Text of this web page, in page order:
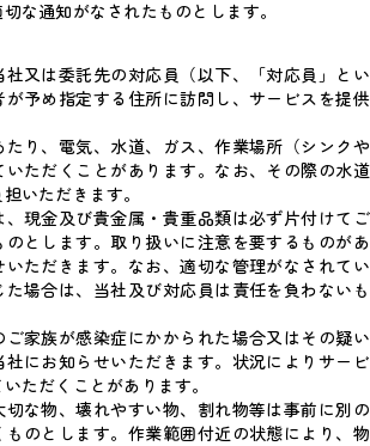
な通知がなされたものとします。
社又は委託先の対応員（以下、「対応員」とい
予め指定する住所に訪問し、サービスを提供
たり、電気、水道、ガス、作業場所（シンクや
ただくことがあります。なお、その際の水道
いただきます。
、現金及び貴金属・貴重品類は必ず片付けてご
のとします。取り扱いに注意を要するものがあ
ただきます。なお、適切な管理がなされてい
場合は、当社及び対応員は責任を負わないも
ご家族が感染症にかかられた場合又はその疑い
にお知らせいただきます。状況によりサービ
ただくことがあります。
切な物、壊れやすい物、割れ物等は事前に別の
のとします。作業範囲付近の状態により、物